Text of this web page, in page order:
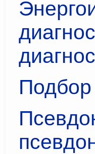
Подбор